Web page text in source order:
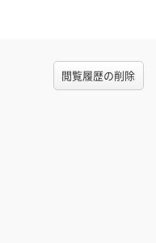
閲覧履歴の削除